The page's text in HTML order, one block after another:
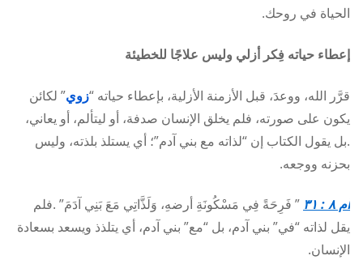
الحياة في روحك.
إعطاء حياته فِكر أزلي وليس علاجًا للخطيئة
قرَّر الله، ووعدَ، قبل الأزمنة الأزلية، بإعطاء حياته “زوي” لكائن
يكون على صورته، فلم يخلق الإنسان صدفة، أو ليتألم، أو يعاني،
.بل يقول الكتاب إن “لذاته مع بني آدم”؛ أي يستلذ بلذته، وليس
بحزنه ووجعه.
أم ٨ : ٣١
” فَرِحَةً فِي مَسْكُونَةِ أرضهِ، وَلَذَّاتِي مَعَ بَنِي آدَمَ” .فلم
يقل لذاته “في” بني آدم، بل “مع” بني آدم، أي يتلذذ ويسعد بسعادة
الإنسان.